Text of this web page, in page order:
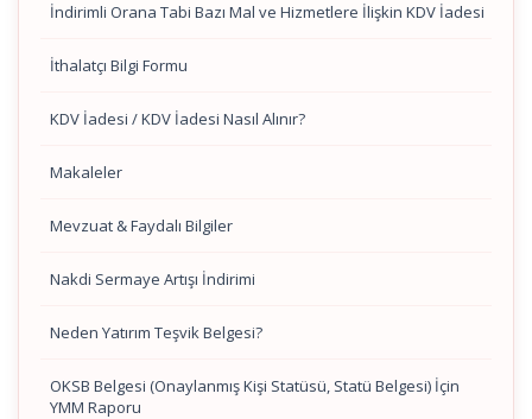
İndirimli Orana Tabi Bazı Mal ve Hizmetlere İlişkin KDV İadesi
İthalatçı Bilgi Formu
KDV İadesi / KDV İadesi Nasıl Alınır?
Makaleler
Mevzuat & Faydalı Bilgiler
Nakdi Sermaye Artışı İndirimi
Neden Yatırım Teşvik Belgesi?
OKSB Belgesi (Onaylanmış Kişi Statüsü, Statü Belgesi) İçin
YMM Raporu